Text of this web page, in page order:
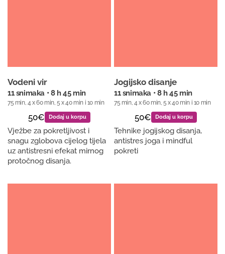
Vodeni vir
11 snimaka • 8 h 45 min
75 min, 4 x 60 min, 5 x 40 min i 10 min
50€ Dodaj u korpu
Vježbe za pokretljivost i
snagu zglobova cijelog tijela
uz antistresni efekat mirnog
protočnog disanja.
Jogijsko disanje
11 snimaka • 8 h 45 min
75 min, 4 x 60 min, 5 x 40 min i 10 min
50€ Dodaj u korpu
Tehnike jogijskog disanja,
antistres joga i mindful
pokreti